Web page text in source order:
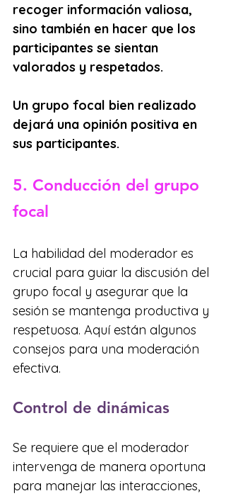
recoger información valiosa,
sino también en hacer que los
participantes se sientan
valorados y respetados.
Un grupo focal bien realizado
dejará una opinión positiva en
sus participantes.
5. Conducción del grupo
focal
La habilidad del moderador es
crucial para guiar la discusión del
grupo focal y asegurar que la
sesión se mantenga productiva y
respetuosa. Aquí están algunos
consejos para una moderación
efectiva.
Control de dinámicas
Se requiere que el moderador
intervenga de manera oportuna
para manejar las interacciones,